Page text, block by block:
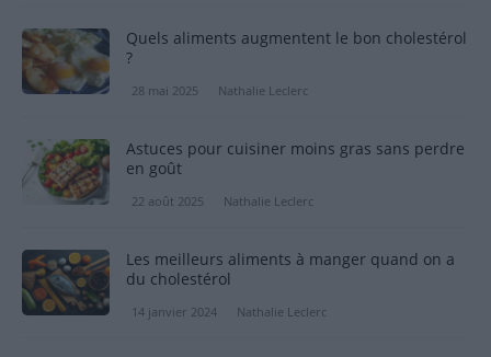
Quels aliments augmentent le bon cholestérol
?
28 mai 2025 Nathalie Leclerc
Astuces pour cuisiner moins gras sans perdre
en goût
22 août 2025 Nathalie Leclerc
Les meilleurs aliments à manger quand on a
du cholestérol
14 janvier 2024 Nathalie Leclerc